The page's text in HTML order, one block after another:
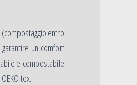
entro
un comfort
e compostabile
tex.